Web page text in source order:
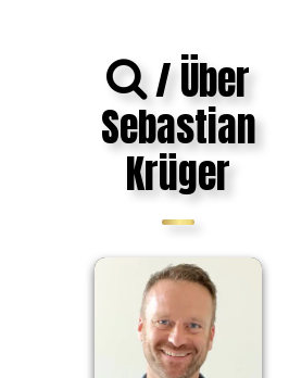
/ Über
Sebastian
Krüger